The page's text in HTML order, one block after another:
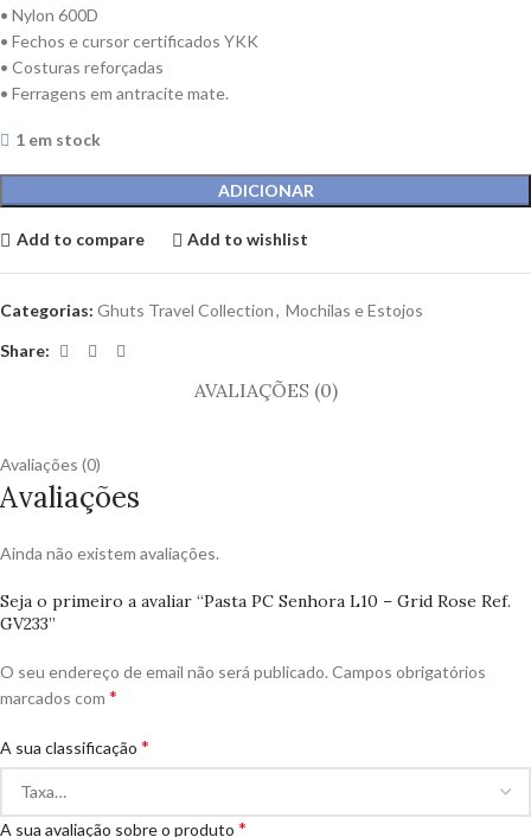
• Nylon 600D
• Fechos e cursor certificados YKK
• Costuras reforçadas
• Ferragens em antracite mate.
1 em stock
ADICIONAR
Add to compare Add to wishlist
Categorias: Ghuts Travel Collection, Mochilas e Estojos
Share:
AVALIAÇÕES (0)
Avaliações (0)
Avaliações
Ainda não existem avaliações.
Seja o primeiro a avaliar “Pasta PC Senhora L10 – Grid Rose Ref.
GV233”
O seu endereço de email não será publicado. Campos obrigatórios
marcados com *
A sua classificação *
A sua avaliação sobre o produto *